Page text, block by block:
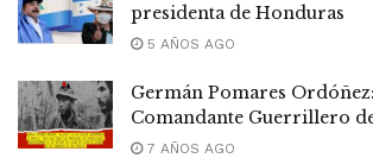
presidenta de Honduras
5 AÑOS AGO
Germán Pomares
Comandante Guerrillero
7 AÑOS AGO